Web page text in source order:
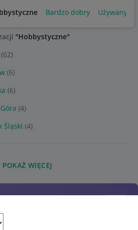
Bardzo dobry Używany
"Hobbystyczne"
(62)
(6)
(6)
(4)
Śląski (4)
POKAŻ WIĘCEJ